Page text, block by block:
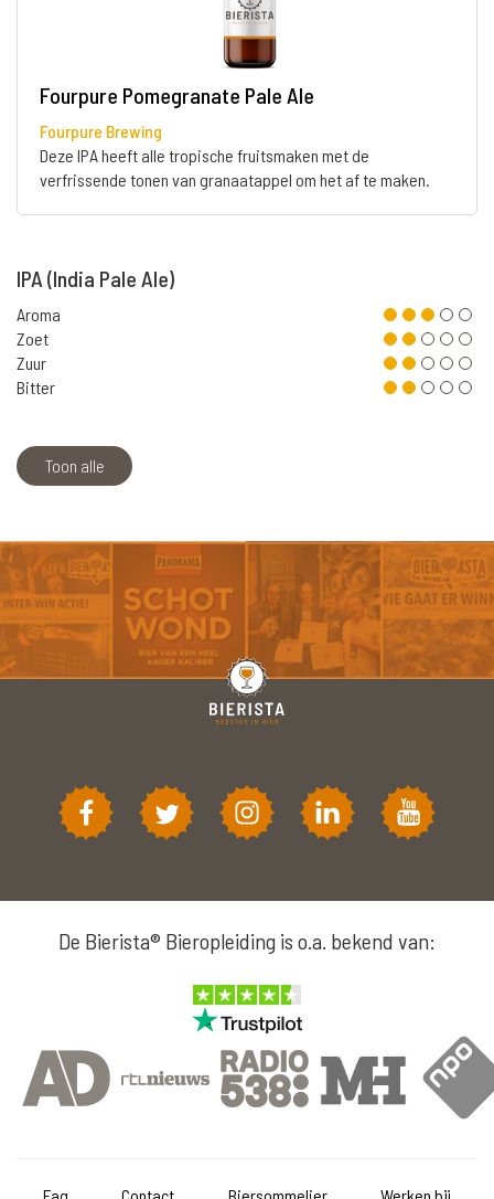
Fourpure Pomegranate Pale Ale
Fourpure Brewing
Deze IPA heeft alle tropische fruitsmaken met de
verfrissende tonen van granaatappel om het af te maken.
IPA (India Pale Ale)
Aroma
Zoet
Zuur
Bitter
Toon alle
De Bierista® Bieropleiding is o.a. bekend van: